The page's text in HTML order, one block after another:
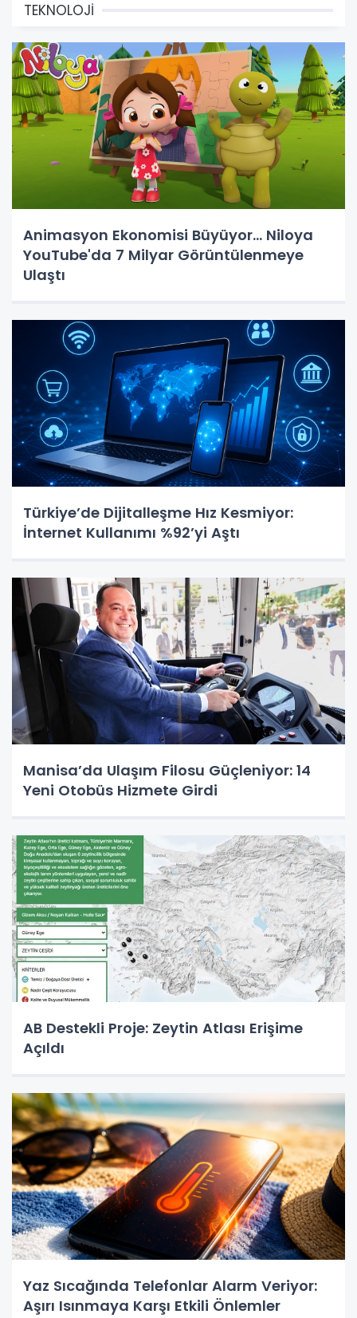
TEKNOLOJİ
Animasyon Ekonomisi Büyüyor... Niloya
YouTube'da 7 Milyar Görüntülenmeye
Ulaştı
Türkiye’de Dijitalleşme Hız Kesmiyor:
İnternet Kullanımı %92’yi Aştı
Manisa’da Ulaşım Filosu Güçleniyor: 14
Yeni Otobüs Hizmete Girdi
AB Destekli Proje: Zeytin Atlası Erişime
Açıldı
Yaz Sıcağında Telefonlar Alarm Veriyor:
Aşırı Isınmaya Karşı Etkili Önlemler